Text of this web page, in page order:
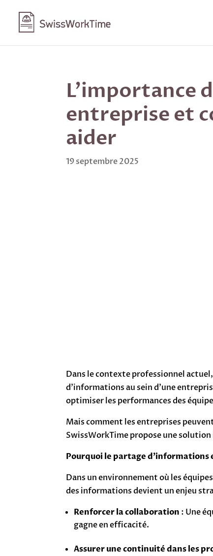
L’importance
entreprise et
aider
19 septembre 2025
Dans le contexte professionnel
d’informations au sein d’une
optimiser les performances des
Mais comment les entreprises
SwissWorkTime propose une
Pourquoi le partage d’informations
Dans un environnement où les
des informations devient un enjeu
Renforcer la collaboration : Une
gagne en efficacité.
Assurer une continuité dans les